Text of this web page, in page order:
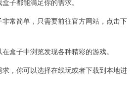
子都能满足你的需求。
常简单，只需要前往官方网站，点击下
子中浏览发现各种精彩的游戏。
，你可以选择在线玩或者下载到本地进